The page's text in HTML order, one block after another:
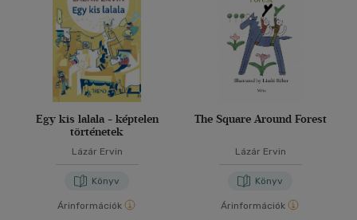
Egy kis lalala - képtelen
történetek
Lázár Ervin
Könyv
Árinformációk
The Square Around Forest
Lázár Ervin
Könyv
Árinformációk